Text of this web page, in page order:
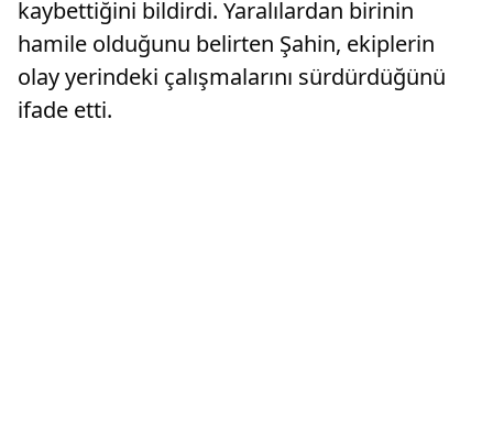
kaybettiğini bildirdi. Yaralılardan birinin
hamile olduğunu belirten Şahin, ekiplerin
olay yerindeki çalışmalarını sürdürdüğünü
ifade etti.